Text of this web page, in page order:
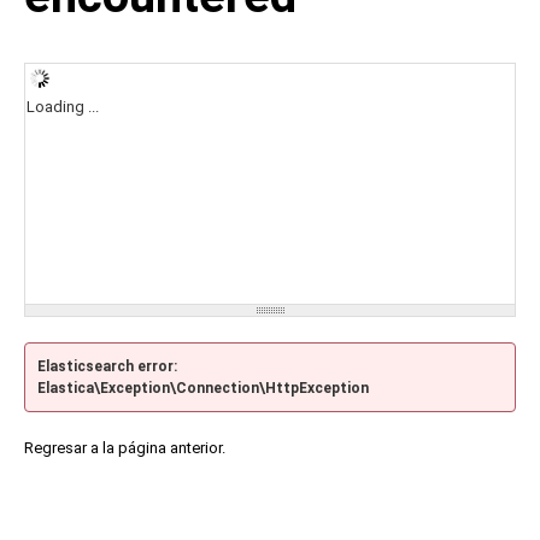
Loading ...
Elasticsearch error:
Elastica\Exception\Connection\HttpException
Regresar a la página anterior.